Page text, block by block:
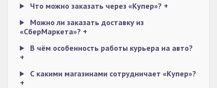
Что можно заказать через «Купер»? +
Можно ли заказать доставку из
«СберМаркета»? +
В чём особенность работы курьера на авто?
+
С какими магазинами сотрудничает «Купер»?
+